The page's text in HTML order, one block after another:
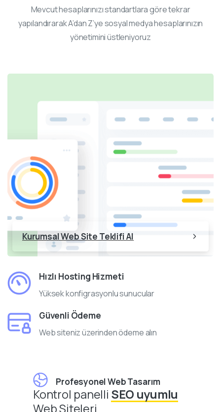
Mevcut hesaplarınızı standartlara göre tekrar
yapılandırarak A’dan Z’ye sosyal medya hesaplarınızın
yönetimini üstleniyoruz
Kurumsal Web Site Teklifi Al
Hızlı Hosting Hizmeti
Yüksek konfigrasyonlu sunucular
Güvenli Ödeme
Web siteniz üzerinden ödeme alın
Profesyonel Web Tasarım
Kontrol panelli SEO uyumlu
Web Siteleri